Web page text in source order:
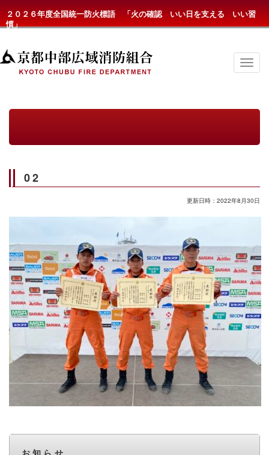
２０２６年度全国統一防火標語 「火の確認 いい日を支える いい習
慣」
京
都
組
ニ
ー
02
更新日時：2022年8月30日
お知らせ